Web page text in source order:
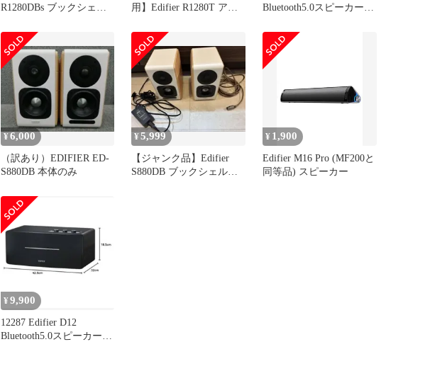
R1280DBs ブックシェル
用】Edifier R1280T アク
Bluetooth5.0スピーカー
¥6,000
（訳あり）EDIFIER ED-
S880DB 本体のみ
¥5,999
【ジャンク品】Edifier
S880DB ブックシェルフ
¥ 1,900
Edifier M16 Pro (MF200と
同等品) スピーカー
¥ 9,900
12287 Edifier D12
Bluetooth5.0スピーカー